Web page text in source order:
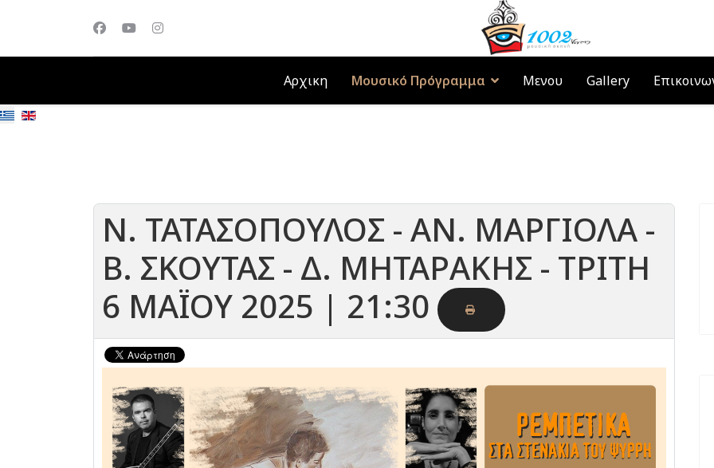
Αρχικη Μουσικό Πρόγραμμα Μενου Gallery
Ν. ΤΑΤΑΣΟΠΟΥΛΟΣ - ΑΝ. ΜΑΡΓΙΟΛΑ -
Β. ΣΚΟΥΤΑΣ - Δ. ΜΗΤΑΡΑΚΗΣ - ΤΡΙΤΗ
6 ΜΑΪΟΥ 2025 | 21:30